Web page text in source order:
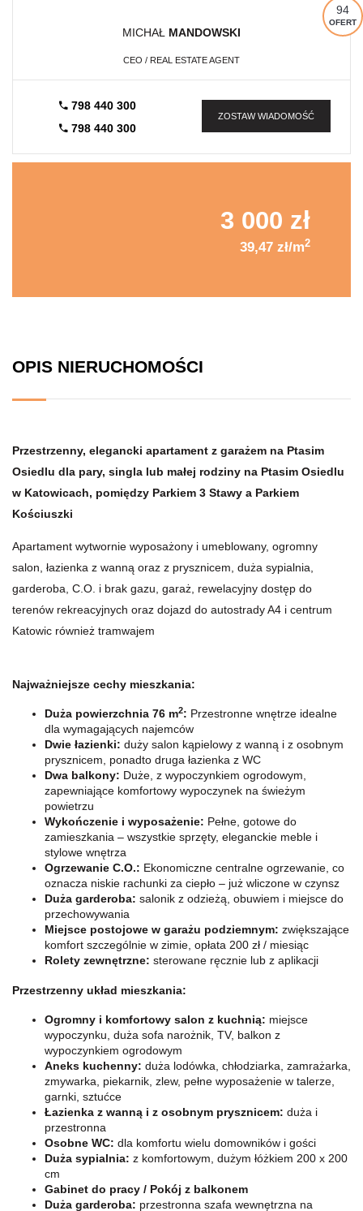
94
OFERT
MICHAŁ MANDOWSKI
CEO / REAL ESTATE AGENT
798 440 300
798 440 300
ZOSTAW WIADOMOŚĆ
3 000 zł
39,47 zł/m2
OPIS NIERUCHOMOŚCI
Przestrzenny, elegancki apartament z garażem na Ptasim
Osiedlu dla pary, singla lub małej rodziny na Ptasim Osiedlu
w Katowicach, pomiędzy Parkiem 3 Stawy a Parkiem
Kościuszki
Apartament wytwornie wyposażony i umeblowany, ogromny
salon, łazienka z wanną oraz z prysznicem, duża sypialnia,
garderoba, C.O. i brak gazu, garaż, rewelacyjny dostęp do
terenów rekreacyjnych oraz dojazd do autostrady A4 i centrum
Katowic również tramwajem
Najważniejsze cechy mieszkania:
Duża powierzchnia 76 m2: Przestronne wnętrze idealne
dla wymagających najemców
Dwie łazienki: duży salon kąpielowy z wanną i z osobnym
prysznicem, ponadto druga łazienka z WC
Dwa balkony: Duże, z wypoczynkiem ogrodowym,
zapewniające komfortowy wypoczynek na świeżym
powietrzu
Wykończenie i wyposażenie: Pełne, gotowe do
zamieszkania – wszystkie sprzęty, eleganckie meble i
stylowe wnętrza
Ogrzewanie C.O.: Ekonomiczne centralne ogrzewanie, co
oznacza niskie rachunki za ciepło – już wliczone w czynsz
Duża garderoba: salonik z odzieżą, obuwiem i miejsce do
przechowywania
Miejsce postojowe w garażu podziemnym: zwiększające
komfort szczególnie w zimie, opłata 200 zł / miesiąc
Rolety zewnętrzne: sterowane ręcznie lub z aplikacji
Przestrzenny układ mieszkania:
Ogromny i komfortowy salon z kuchnią: miejsce
wypoczynku, duża sofa narożnik, TV, balkon z
wypoczynkiem ogrodowym
Aneks kuchenny: duża lodówka, chłodziarka, zamrażarka,
zmywarka,
piekarnik, zlew, pełne wyposażenie w talerze,
garnki, sztućce
Łazienka z wanną i z osobnym prysznicem: duża i
przestronna
Osobne WC: dla komfortu wielu domowników i gości
Duża sypialnia: z komfortowym, dużym łóżkiem 200 x 200
cm
Gabinet do pracy / Pokój z balkonem
Duża garderoba: przestronna szafa wewnętrzna na